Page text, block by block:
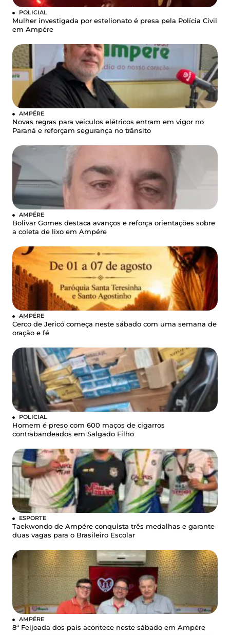
POLICIAL
Mulher investigada por estelionato é presa pela Polícia Civil
em Ampére
AMPÉRE
Novas regras para veículos elétricos entram em vigor no
Paraná e reforçam segurança no trânsito
AMPÉRE
Bolivar Gomes destaca avanços e reforça orientações sobre
a coleta de lixo em Ampére
AMPÉRE
Cerco de Jericó começa neste sábado com uma semana de
oração e fé
POLICIAL
Homem é preso com 600 maços de cigarros
contrabandeados em Salgado Filho
ESPORTE
Taekwondo de Ampére conquista três medalhas e garante
duas vagas para o Brasileiro Escolar
AMPÉRE
8ª Feijoada dos pais acontece neste sábado em Ampére